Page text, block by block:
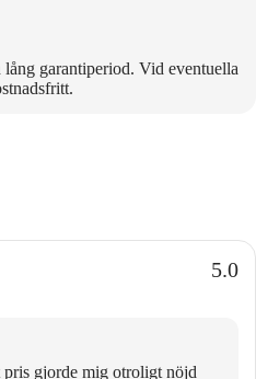
garantiperiod. Vid eventuella
5.0
pris gjorde mig otroligt nöjd